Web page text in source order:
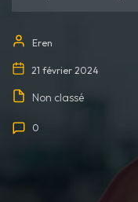
Eren
21 février 2024
Non classé
0